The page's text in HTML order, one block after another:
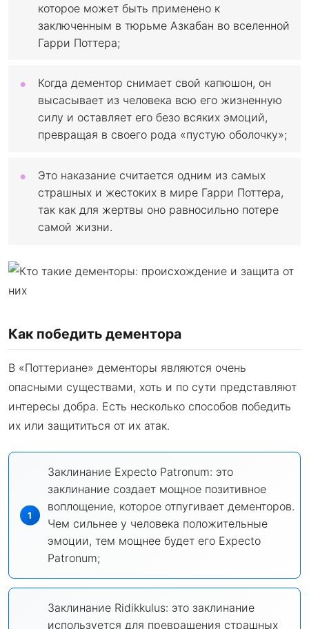
которое может быть применено к
заключенным в тюрьме Азкабан во вселенной
Гарри Поттера;
Когда дементор снимает свой капюшон, он
высасывает из человека всю его жизненную
силу и оставляет его безо всяких эмоций,
превращая в своего рода «пустую оболочку»;
Это наказание считается одним из самых
страшных и жестоких в мире Гарри Поттера,
так как для жертвы оно равносильно потере
самой жизни.
Как победить дементора
В «Поттериане» дементоры являются очень
опасными существами, хоть и по сути представляют
интересы добра. Есть несколько способов победить
их или защититься от их атак.
Заклинание Expecto Patronum: это
заклинание создает мощное позитивное
воплощение, которое отпугивает дементоров.
Чем сильнее у человека положительные
эмоции, тем мощнее будет его Expecto
Patronum;
Заклинание Ridikkulus: это заклинание
используется для превращения страшных